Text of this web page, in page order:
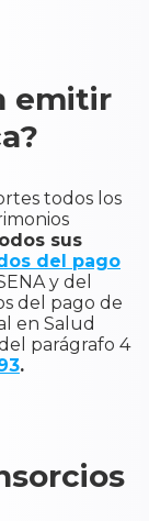
emitir
todos los
sus
del pago
y del
del pago de
en Salud
parágrafo 4
.